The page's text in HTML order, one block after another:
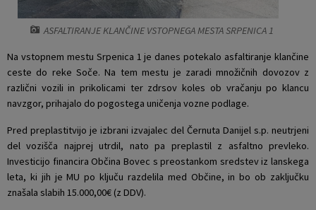
ASFALTIRANJE KLANČINE VSTOPNEGA MESTA SRPENICA 1
Na vstopnem mestu Srpenica 1 je danes potekalo asfaltiranje klančine
ceste do reke Soče. Na tem mestu je zaradi množičnih dovozov z
različni vozili in prikolicami ter zdrsov koles ob vračanju po klancu
navzgor, prihajalo do pogostega uničenja vozne podlage.
Pred preplastitvijo je izbrani izvajalec del Černuta Danijel s.p. neutrjeni
del vozišča najprej utrdil, nato pa preplastil z asfaltno prevleko.
Investicijo financira Občina Bovec s preostankom sredstev iz lanskega
leta, ki jih je MU po ključu razdelila med Občine, in bo ob zaključku
znašala slabih 15.000,00€ (z DDV).
Krajevne skupnosti
Naselja v občini
Pobratene občine
Organigram
Varstvo osebnih podatkov
Temeljni akti občine
Projekti in investicije
Prostorski akti občine
Predpisi in odloki
Občinski časopis
Proračun občine
Lokalne volitve
Gosp. javne službe
Osmrtnice iz regije